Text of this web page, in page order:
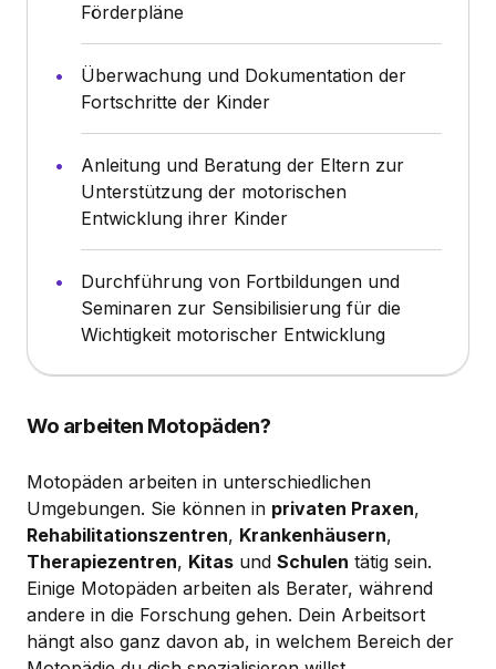
Förderpläne
Überwachung und Dokumentation der
Fortschritte der Kinder
Anleitung und Beratung der Eltern zur
Unterstützung der motorischen
Entwicklung ihrer Kinder
Durchführung von Fortbildungen und
Seminaren zur Sensibilisierung für die
Wichtigkeit motorischer Entwicklung
Wo arbeiten Motopäden?
Motopäden arbeiten in unterschiedlichen
Umgebungen. Sie können in privaten Praxen,
Rehabilitationszentren, Krankenhäusern,
Therapiezentren, Kitas und Schulen tätig sein.
Einige Motopäden arbeiten als Berater, während
andere in die Forschung gehen. Dein Arbeitsort
hängt also ganz davon ab, in welchem Bereich der